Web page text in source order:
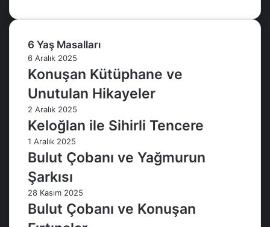
6 Yaş Masalları
6 Aralık 2025
Konuşan Kütüphane ve
Unutulan Hikayeler
2 Aralık 2025
Keloğlan ile Sihirli Tencere
1 Aralık 2025
Bulut Çobanı ve Yağmurun
Şarkısı
28 Kasım 2025
Bulut Çobanı ve Konuşan